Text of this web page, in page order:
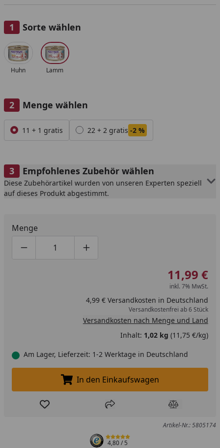
Sorte wählen
Alle anzeigen (2)
Huhn Lamm
Menge wählen
Alle anzeigen (2)
11 + 1 gratis 22 + 2 gratis -2 %
Empfohlenes Zubehör wählen
Diese Zubehörartikel wurden von unseren Experten speziell
auf dieses Produkt abgestimmt.
Menge
Produktmenge um eins verringern
Produktmenge manuell eingeben
Produktmenge um eins erhöhen
11,99 €
inkl. 7% MwSt.
4,99 € Versandkosten in Deutschland
Versandkostenfrei ab 6 Stück
Versandkosten nach Menge und Land
Inhalt: 1,02 kg (11,75 €/kg)
Am Lager, Lieferzeit: 1-2 Werktage in Deutschland
In den Einkaufswagen legen
In den Einkaufswagen
Produkt zur Wunschliste hinzufügen
Teilen Produkt
Artikel-Nr.: 5805174
4,80/ 5